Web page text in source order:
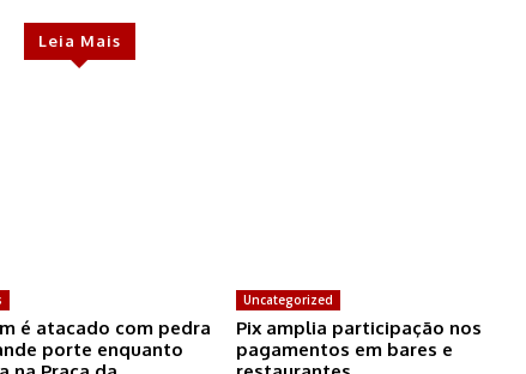
Leia Mais
é atacado com pedra
porte enquanto
Uncategorized
Pix amplia participação nos
pagamentos em bares e